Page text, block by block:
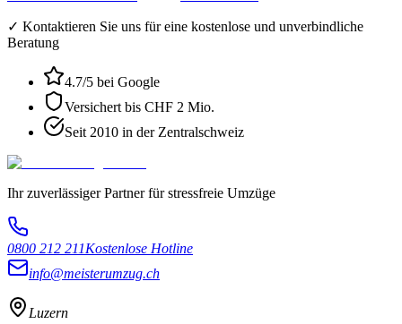
✓ Kontaktieren Sie uns für eine kostenlose und unverbindliche
Beratung
4.7/5 bei Google
Versichert bis CHF 2 Mio.
Seit 2010 in der Zentralschweiz
Ihr zuverlässiger Partner für stressfreie Umzüge
0800 212 211Kostenlose Hotline
info@meisterumzug.ch
Luzern